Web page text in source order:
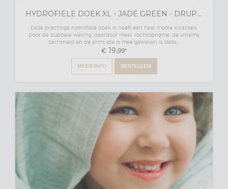
HYDROFIELE DOEK XL - JADE GREEN - DRUPPELS
Deze prachtige hydrofiele doek xl heeft een heel mooie kwaliteit.
Door de dubbele weving, daardoor meer vochtopname, de ultieme
zachtheid en de print die is mee geweven is deze...
€ 19,99*
MEER INFO BESTELLEN